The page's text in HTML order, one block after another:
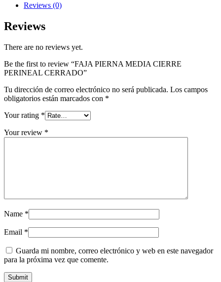
Reviews (0)
Reviews
There are no reviews yet.
Be the first to review “FAJA PIERNA MEDIA CIERRE
PERINEAL CERRADO”
Tu dirección de correo electrónico no será publicada. Los campos
obligatorios están marcados con *
Your rating *
Your review *
Name *
Email *
Guarda mi nombre, correo electrónico y web en este navegador
para la próxima vez que comente.